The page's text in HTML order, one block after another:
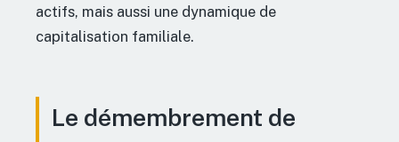
actifs, mais aussi une dynamique de
capitalisation familiale.
Le démembrement de